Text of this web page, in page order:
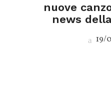
nuove
news
19/